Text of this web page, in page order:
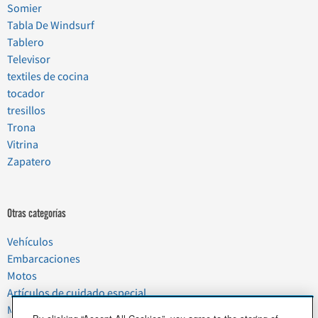
Somier
Tabla De Windsurf
Tablero
Televisor
textiles de cocina
tocador
tresillos
Trona
Vitrina
Zapatero
Otras categorías
Vehículos
Embarcaciones
Motos
Artículos de cuidado especial
Mudanzas